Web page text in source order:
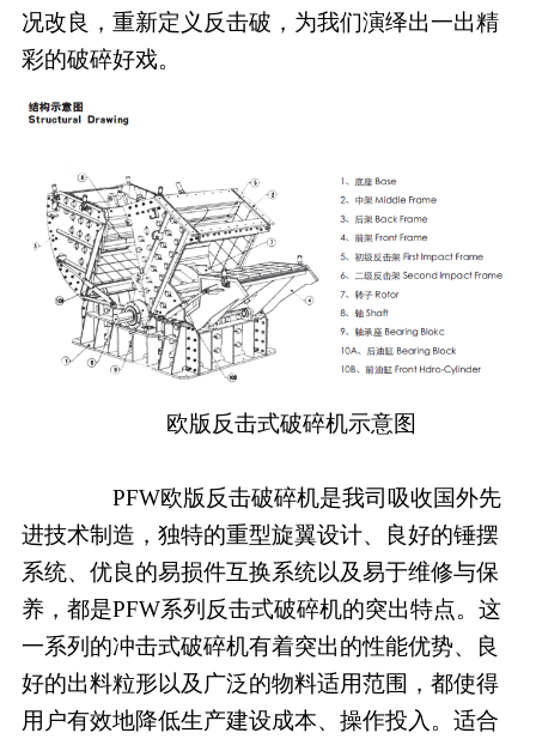
况改良，重新定义反击破，为我们演绎出一出精
彩的破碎好戏。
欧版反击式破碎机示意图
PFW欧版反击破碎机是我司吸收国外先
进技术制造，独特的重型旋翼设计、良好的锤摆
系统、优良的易损件互换系统以及易于维修与保
养，都是PFW系列反击式破碎机的突出特点。这
一系列的冲击式破碎机有着突出的性能优势、良
好的出料粒形以及广泛的物料适用范围，都使得
用户有效地降低生产建设成本、操作投入。适合